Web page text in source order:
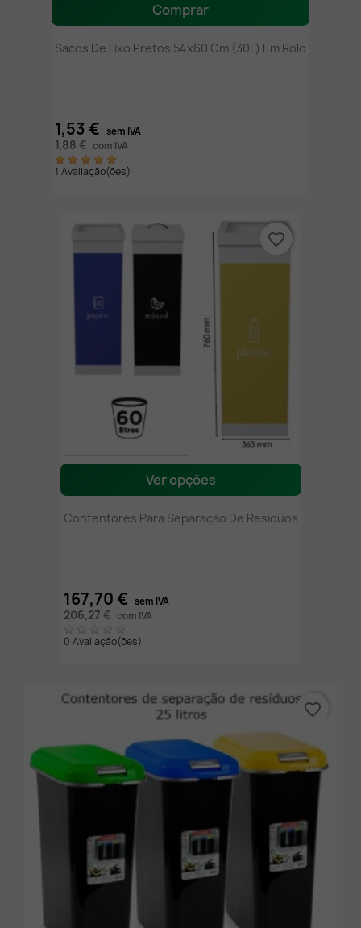
Comprar
Sacos De Lixo Pretos 54x60 Cm (30L) Em Rolo
1,53 € sem IVA
1,88 € com IVA
1 Avaliação(ões)
Ver opções
Contentores Para Separação De Resíduos
167,70 € sem IVA
206,27 € com IVA
0 Avaliação(ões)
favorite_border
favorite_border